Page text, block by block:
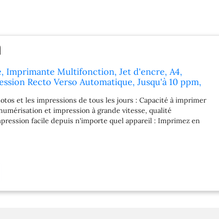
Imprimante Multifonction, Jet d'encre, A4,
Recto Verso Automatique, Jusqu'à 10 ppm,
et les impressions de tous les jours : Capacité à imprimer
et impression à grande vitesse, qualité
facile depuis n'importe quel appareil : Imprimez en
HP Smart APP Netteté et couleurs éclatantes pour vos
: imprimez des documents et des photos sans bordure qui
ce que vous voyez à l'écran Personnalisez vos photos avec
verso automatique : cartes d'anniversaire, faire-parts - c'est
Eligible Instant Ink : Le forfait d’impression qui vous fait
Vos cartouches HP livrées chez vous sans avoir à y penser,